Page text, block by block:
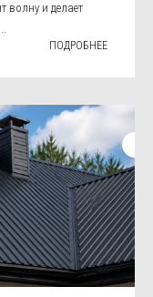
волну и делает
ПОДРОБНЕЕ